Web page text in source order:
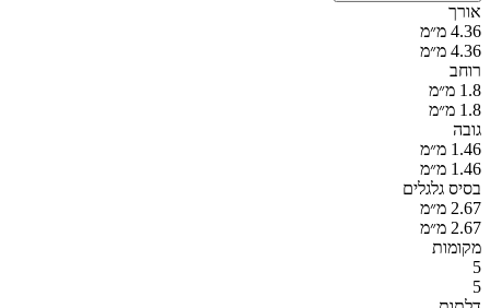
אורך
4.36 מ״מ
4.36 מ״מ
רוחב
1.8 מ״מ
1.8 מ״מ
גובה
1.46 מ״מ
1.46 מ״מ
בסיס גלגלים
2.67 מ״מ
2.67 מ״מ
מקומות
5
5